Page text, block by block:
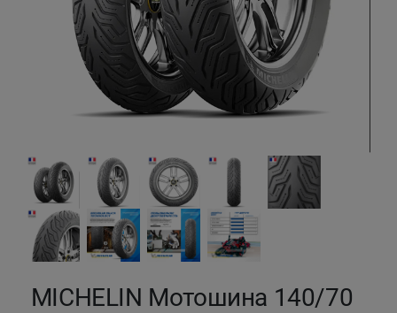
MICHELIN Мотошина 140/70
Кокшетау
Кызылорда
Павлодар
Петропавловск
Семей
Талдыкорган